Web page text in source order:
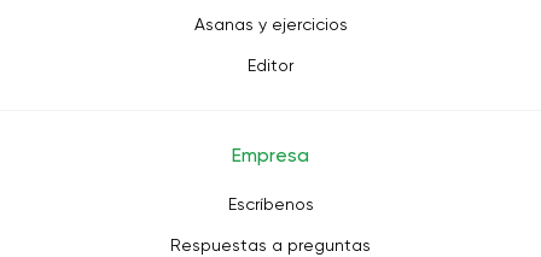
Asanas y ejercicios
Editor
Empresa
Escríbenos
Respuestas a preguntas